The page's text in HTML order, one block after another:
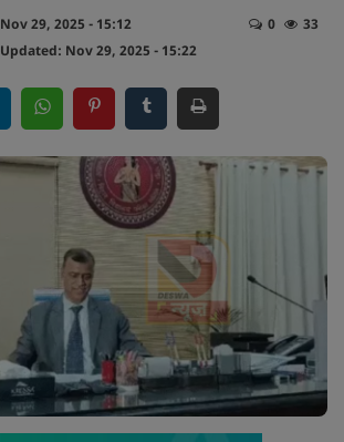
Nov 29, 2025 - 15:12
Updated: Nov 29, 2025 - 15:22
0 33